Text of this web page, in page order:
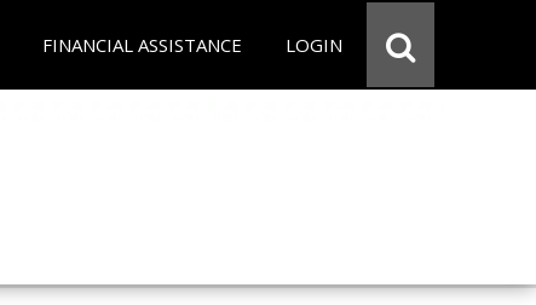
FINANCIAL ASSISTANCE LOGIN